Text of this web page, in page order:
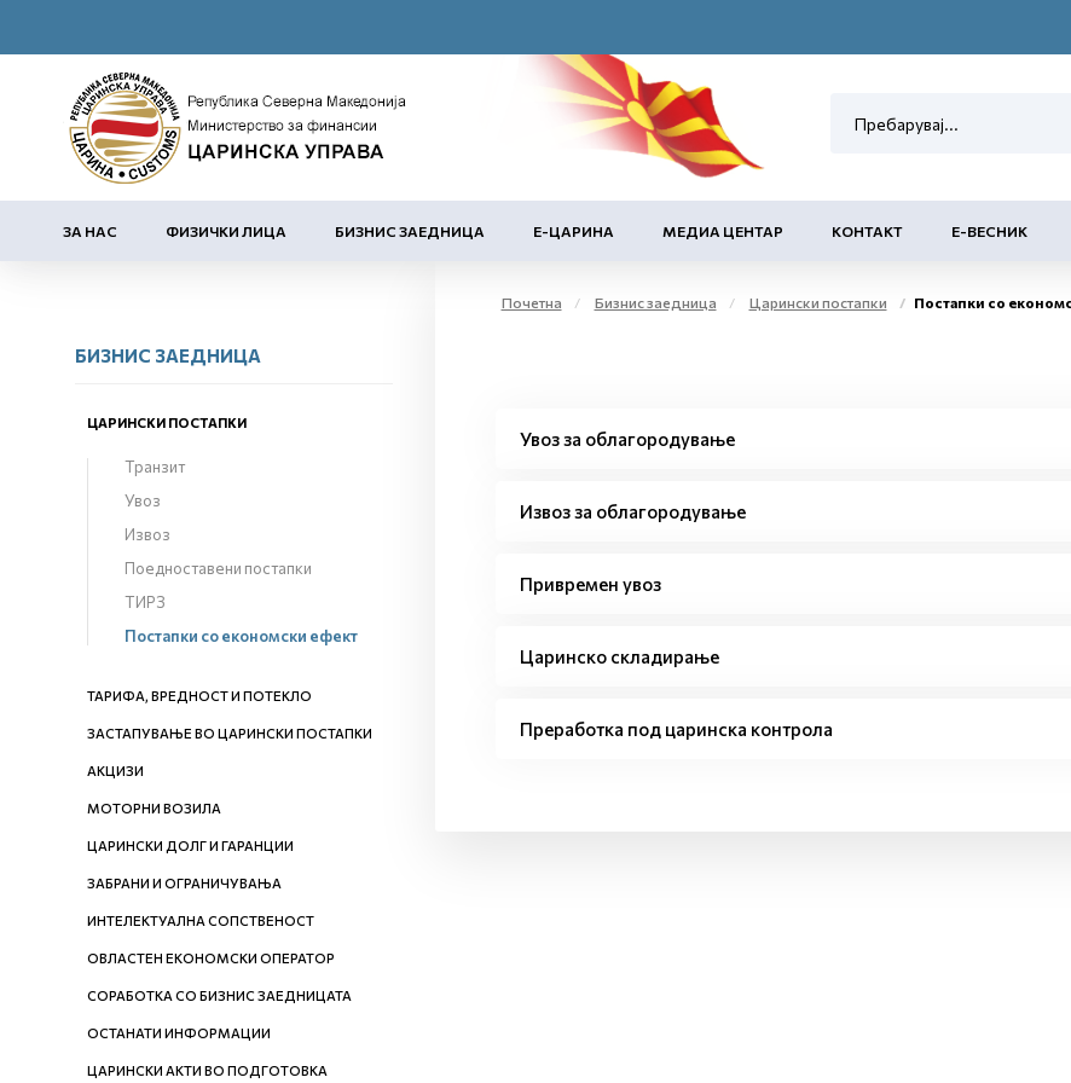
ЗА НАС ФИЗИЧКИ ЛИЦА БИЗНИС ЗАЕДНИЦА Е-ЦАРИНА МЕДИА ЦЕНТАР КОНТАКТ Е-ВЕСНИК
БИЗНИС ЗАЕДНИЦА
ЦАРИНСКИ ПОСТАПКИ
Транзит
Увоз
Извоз
Поедноставени постапки
ТИРЗ
Постапки со економски ефект
ТАРИФА, ВРЕДНОСТ И ПОТЕКЛО
ЗАСТАПУВАЊЕ ВО ЦАРИНСКИ ПОСТАПКИ
АКЦИЗИ
МОТОРНИ ВОЗИЛА
ЦАРИНСКИ ДОЛГ И ГАРАНЦИИ
ЗАБРАНИ И ОГРАНИЧУВАЊА
ИНТЕЛЕКТУАЛНА СОПСТВЕНОСТ
ОВЛАСТЕН ЕКОНОМСКИ ОПЕРАТОР
СОРАБОТКА СО БИЗНИС ЗАЕДНИЦАТА
ОСТАНАТИ ИНФОРМАЦИИ
ЦАРИНСКИ АКТИ ВО ПОДГОТОВКА
Почетна Бизнис заедница Царински постапки Постапки со
Увоз за облагородување
Извоз за облагородување
Привремен увоз
Царинско складирање
Преработка под царинска контрола